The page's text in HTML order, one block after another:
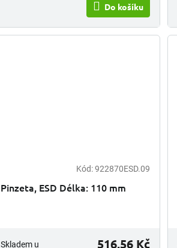
Do košíku
Kód:922870ESD.09
Pinzeta, ESD Délka: 110 mm
Skladem u
516,56 Kč